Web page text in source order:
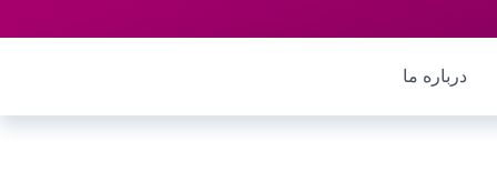
درباره ما